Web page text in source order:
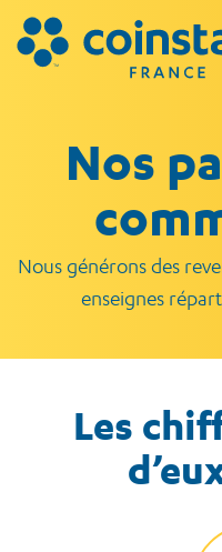
Nos
Nous générons des
enseignes
Les